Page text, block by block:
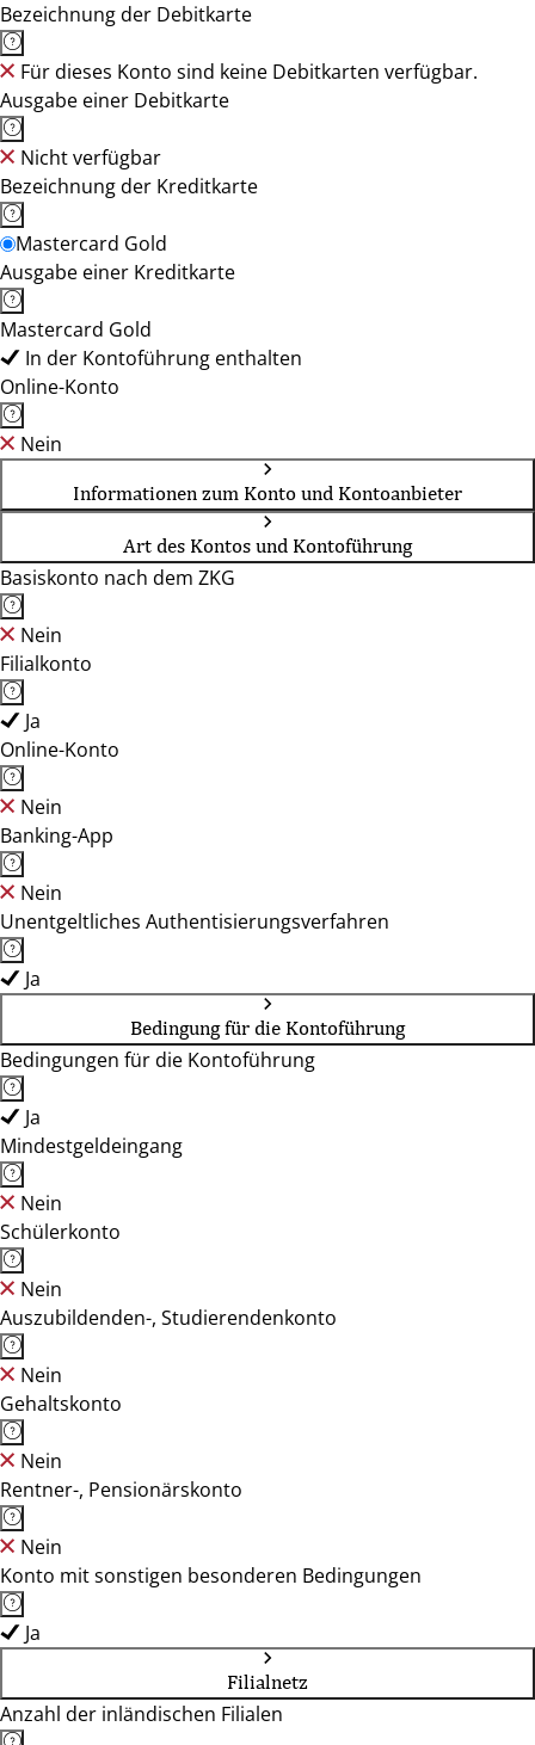
Bezeichnung der Debitkarte
Für dieses Konto sind keine Debitkarten verfügbar.
Ausgabe einer Debitkarte
Nicht verfügbar
Bezeichnung der Kreditkarte
Mastercard Gold
Ausgabe einer Kreditkarte
Mastercard Gold
In der Kontoführung enthalten
Online-Konto
Nein
Informationen zum Konto und Kontoanbieter
Art des Kontos und Kontoführung
Basiskonto nach dem ZKG
Nein
Filialkonto
Ja
Online-Konto
Nein
Banking-App
Nein
Unentgeltliches Authentisierungsverfahren
Ja
Bedingung für die Kontoführung
Bedingungen für die Kontoführung
Ja
Mindestgeldeingang
Nein
Schülerkonto
Nein
Auszubildenden-, Studierendenkonto
Nein
Gehaltskonto
Nein
Rentner-, Pensionärskonto
Nein
Konto mit sonstigen besonderen Bedingungen
Ja
Filialnetz
Anzahl der inländischen Filialen